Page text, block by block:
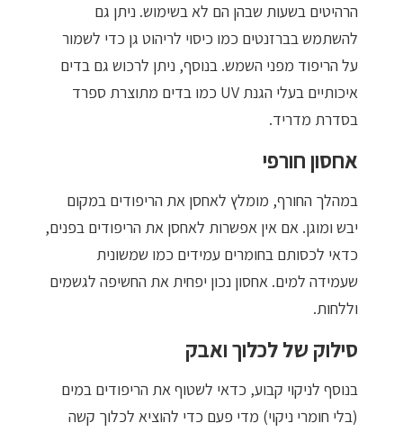
הרהיטים בשעות שבהן הם לא בשימוש. ניתן גם
להשתמש בברזנטים כמו כיסוי לריהוט גן כדי לשמור
על הריפוד מפני השמש. בנוסף, ניתן לרכוש גם בדים
איכותיים בעלי הגנת UV כמו בדים מתוצרת ספרד
בסדרת מדריד.
אחסון חורפי
במהלך החורף, מומלץ לאחסן את הריפודים במקום
יבש ומוגן. אם אין אפשרות לאחסן את הריפודים בפנים,
כדאי לכסותם בחומרים עמידים כמו שמשונית
שעמידה למים. אחסון נכון יפחית את החשיפה לגשמים
וללחות.
סילוק של לכלוך ואבק
בנוסף לניקוי קבוע, כדאי לשטוף את הריפודים במים
(בלי חומרי ניקוי) מדי פעם כדי להוציא לכלוך קשה